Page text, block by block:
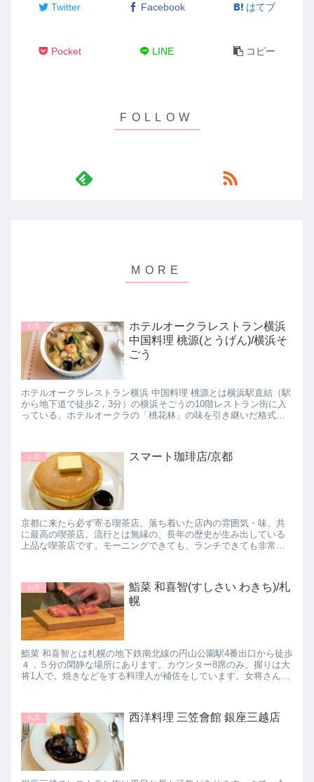
Twitter Facebook はてブ
Pocket LINE コピー
お店
ホテルオークラレストラン横浜
中国料理 桃源(とうげん)/横浜そ
ごう
ホテルオークラレストラン横浜 中国料理 桃源とは横浜駅直結（駅
から地下道で徒歩2，3分）の横浜そごうの10階レストラン街に入
っている、ホテルオークラの「桃花林」の味を引き継いだ格式高
お店 スマート珈琲店/京都
京都に来たら必ず寄る喫茶店。落ち着いた店内の雰囲気・味、共
に最高の喫茶店。流行とは無縁の、長年の歴史が生み出している
上品な喫茶店です。モーニングできても、ランチできても非常に
お店
鮨菜 和喜智(すしさい わきち)/札
幌
鮨菜 和喜智とは札幌の地下鉄南北線の円山公園駅4番出口から徒歩
４，５分の閑静な場所にあります。カウンター8席のみ。握りは大
将1人で。焼きなどをする料理人が補佐をしています。女将さんが
お店 西洋料理 三笠會館 銀座三越店